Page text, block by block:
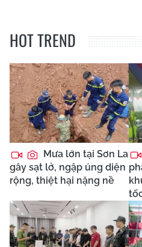
HOT TREND
Mưa lớn tại Sơn La
gây sạt lở, ngập úng diện
rộng, thiệt hại nặng nề